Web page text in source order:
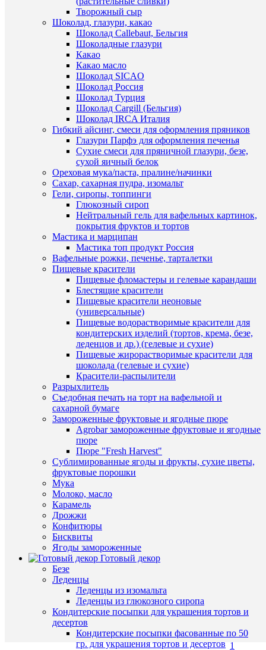
Творожный сыр
Шоколад, глазури, какао
Шоколад Callebaut, Бельгия
Шоколадные глазури
Какао
Какао масло
Шоколад SICAO
Шоколад Россия
Шоколад Турция
Шоколад Cargill (Бельгия)
Шоколад IRCA Италия
Гибкий айсинг, смеси для оформления пряников
Глазури Парфэ для оформления печенья
Сухие смеси для пряничной глазури, безе,
сухой яичный белок
Ореховая мука/паста, пралине/начинки
Сахар, сахарная пудра, изомальт
Гели, сиропы, топпинги
Глюкозный сироп
Нейтральный гель для вафельных картинок,
покрытия фруктов и тортов
Мастика и марципан
Мастика топ продукт Россия
Вафельные рожки, печенье, тарталетки
Пищевые красители
Пищевые фломастеры и гелевые карандаши
Блестящие красители
Пищевые красители неоновые
(универсальные)
Пищевые водорастворимые красители для
кондитерских изделий (тортов, крема, безе,
леденцов и др.) (гелевые и сухие)
Пищевые жирорастворимые красители для
шоколада (гелевые и сухие)
Красители-распылители
Разрыхлитель
Съедобная печать на торт на вафельной и
сахарной бумаге
Замороженные фруктовые и ягодные пюре
Agrobar замороженные фруктовые и ягодные
пюре
Пюре "Fresh Harvest"
Сублимированные ягоды и фрукты, сухие цветы,
фруктовые порошки
Мука
Молоко, масло
Карамель
Дрожжи
Конфитюры
Бисквиты
Ягоды замороженные
Готовый декор
Безе
Леденцы
Леденцы из изомальта
Леденцы из глюкозного сиропа
Кондитерские посыпки для украшения тортов и
десертов
Кондитерские посыпки фасованные по 50
гр. для украшения тортов и десертов
В
наличии
руб.
/
шт
в
В
вырубка
110
/
в
Цифра
см.)
в
1